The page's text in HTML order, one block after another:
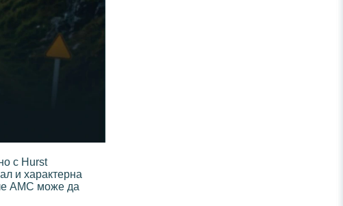
с Hurst
и характерна
AMC може да